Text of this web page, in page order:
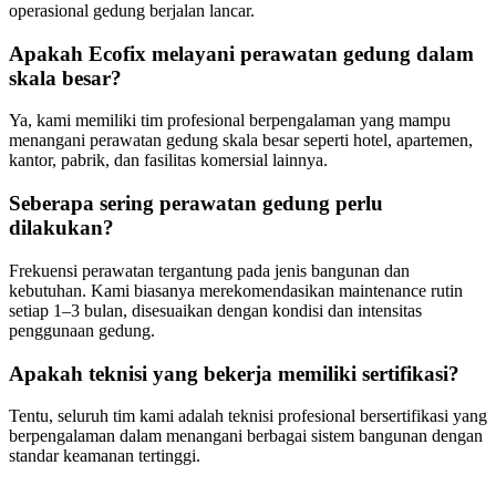
operasional gedung berjalan lancar.
Apakah Ecofix melayani perawatan gedung dalam
skala besar?
Ya, kami memiliki tim profesional berpengalaman yang mampu
menangani perawatan gedung skala besar seperti hotel, apartemen,
kantor, pabrik, dan fasilitas komersial lainnya.
Seberapa sering perawatan gedung perlu
dilakukan?
Frekuensi perawatan tergantung pada jenis bangunan dan
kebutuhan. Kami biasanya merekomendasikan maintenance rutin
setiap 1–3 bulan, disesuaikan dengan kondisi dan intensitas
penggunaan gedung.
Apakah teknisi yang bekerja memiliki sertifikasi?
Tentu, seluruh tim kami adalah teknisi profesional bersertifikasi yang
berpengalaman dalam menangani berbagai sistem bangunan dengan
standar keamanan tertinggi.